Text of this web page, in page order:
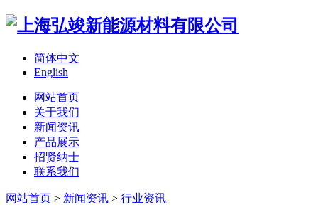
简体中文
English
网站首页
关于我们
新闻资讯
产品展示
招贤纳士
联系我们
网站首页 > 新闻资讯 > 行业资讯